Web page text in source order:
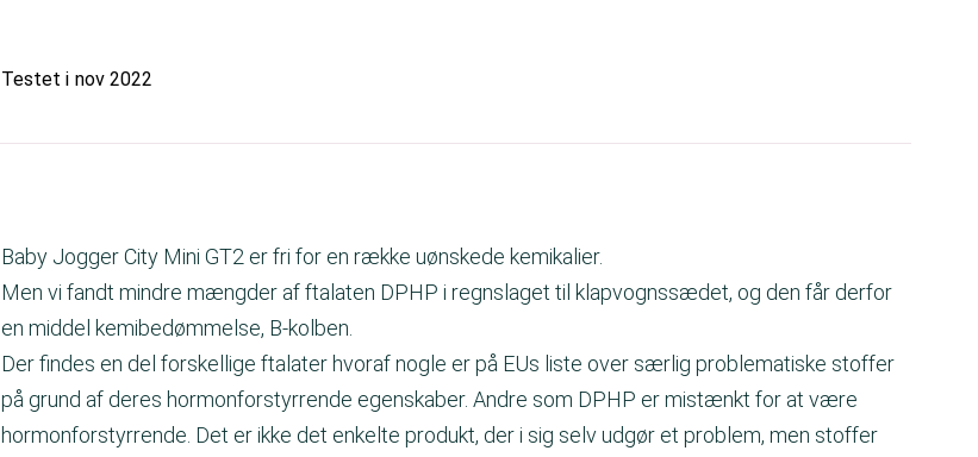
Testet i nov 2022
Baby Jogger City Mini GT2 er fri for en række uønskede kemikalier.
Men vi fandt mindre mængder af ftalaten DPHP i regnslaget til klapvognssædet, og den får derfor
en middel kemibedømmelse, B-kolben.
Der findes en del forskellige ftalater hvoraf nogle er på EUs liste over særlig problematiske stoffer
på grund af deres hormonforstyrrende egenskaber. Andre som DPHP er mistænkt for at være
hormonforstyrrende. Det er ikke det enkelte produkt, der i sig selv udgør et problem, men stoffer